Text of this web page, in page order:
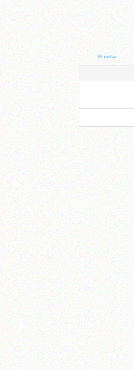
صفحه ۱۷۱